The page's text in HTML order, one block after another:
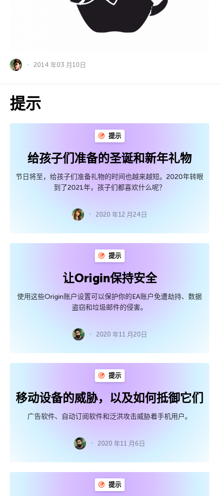
2014 年03 月10日
提示
提示
给孩子们准备的圣诞和新年礼物
节日将至，给孩子们准备礼物的时间也越来越短。2020年转眼
到了2021年，孩子们都喜欢什么呢？
2020 年12 月24日
提示
让Origin保持安全
使用这些Origin账户设置可以保护你的EA账户免遭劫持、数据
盗窃和垃圾邮件的侵害。
2020 年11 月20日
提示
移动设备的威胁，以及如何抵御它们
广告软件、自动订阅软件和泛洪攻击威胁着手机用户。
2020 年11 月6日
提示